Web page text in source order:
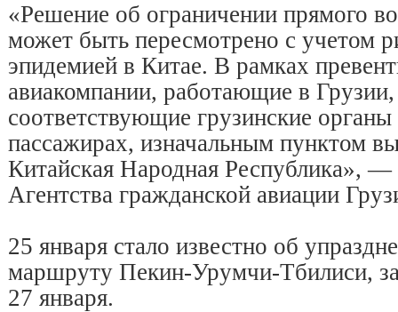
«Решение об ограничении прямого
может быть пересмотрено с учетом
эпидемией в Китае. В рамках
авиакомпании, работающие в
соответствующие грузинские
пассажирах, изначальным пунктом
Китайская Народная Республика»,
Агентства гражданской авиации
25 января стало известно об
маршруту Пекин-Урумчи-Тбилиси,
27 января.